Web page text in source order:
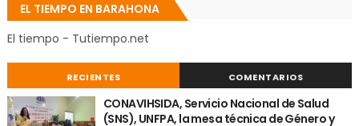
EL TIEMPO EN BARAHONA
El tiempo - Tutiempo.net
RECIENTES COMENTARIOS
CONAVIHSIDA, Servicio Nacional de Salud
(SNS), UNFPA, la mesa técnica de Género y